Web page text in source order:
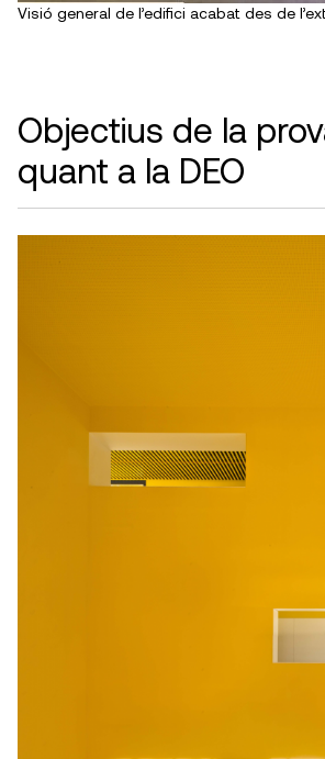
Visió general de l’edifici acabat des de
Objectius de la
quant a la DEO